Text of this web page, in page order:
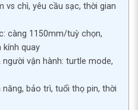
vs chì, yêu cầu sạc, thời gian
càng 1150mm/tuỳ chọn,
kính quay
vận hành: turtle mode,
năng, bảo trì, tuổi thọ pin, thời